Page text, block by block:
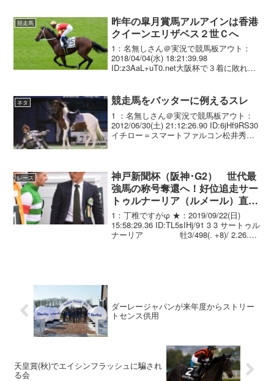
競走馬
昨年の皐月賞馬アルアインは香港
クイーンエリザベス２世Ｃへ
1：名無しさん＠実況で競馬板アウト：
2018/04/04(水) 18:21:39.98
ID:z3AaL+uT0.net大阪杯で３着に敗れた
香港Ｇ１のクイーン・エリザベ...
ネタ 競走馬をバッターに例えるスレ
1 ：名無しさん＠実況で競馬板アウト：
2012/06/30(土) 21:12:26.90 ID:6jHf9RS30
イチロー＝スマートファルコン松井秀喜
レース
神戸新聞杯（阪神･G2） 世代最
強馬の称号奪還へ！好位追走サー
トゥルナーリア（ルメール）直線
持ったまま抜け出し圧勝！
1：丁稚ですがφ ★：2019/09/22(日)
15:58:29.36 ID:TL5sIHj/91 3 3 サートゥル
ナーリア 牡3/498(. +8)/ 2.26.8
ダーレージャパンが来年度からストリー
トセンス供用
天皇賞(秋)でエイシンフラッシュに騙され
る会